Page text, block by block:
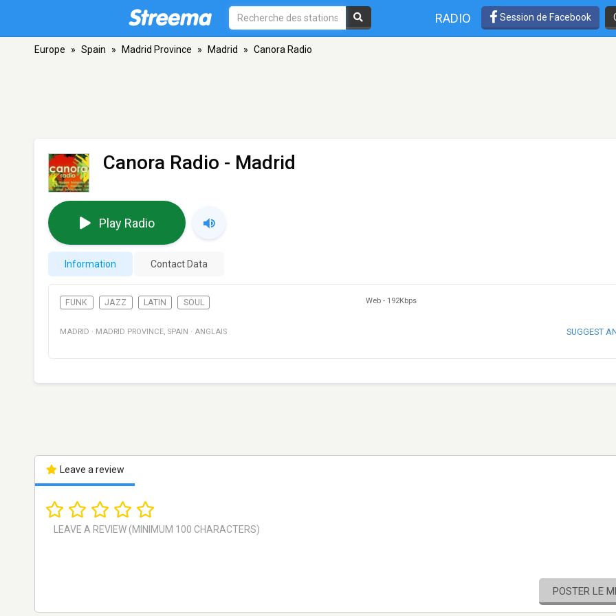
RADIO Session de Facebook
Europe » Spain » Madrid Province » Madrid » Canora Radio
Canora Radio - Madrid
Play Radio
Information Contact Data
FUNK JAZZ LATIN SOUL Web - 192Kbps
MADRID · MADRID PROVINCE, SPAIN · ANGLAIS SUGGEST
Leave a review
POSTER LE